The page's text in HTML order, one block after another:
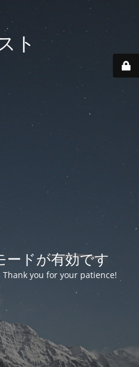
ト
ードが有効です
you for your patience!